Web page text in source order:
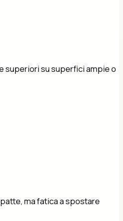
superiori su superfici ampie o
ma fatica a spostare